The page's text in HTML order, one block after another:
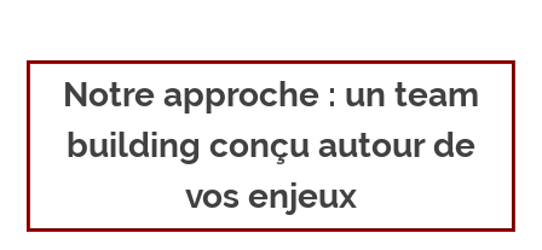
Notre approche : un team
building conçu autour de
vos enjeux